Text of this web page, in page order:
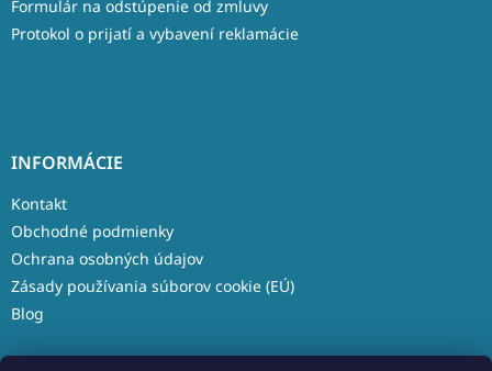
Formulár na odstúpenie od zmluvy
Protokol o prijatí a vybavení reklamácie
INFORMÁCIE
Kontakt
Obchodné podmienky
Ochrana osobných údajov
Zásady používania súborov cookie (EÚ)
Blog